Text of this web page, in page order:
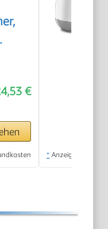
€
* Anzeige